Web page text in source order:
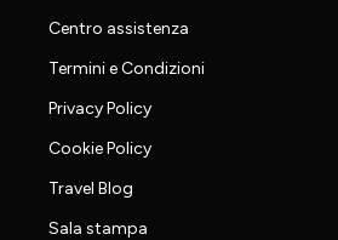
Centro assistenza
Termini e Condizioni
Privacy Policy
Cookie Policy
Travel Blog
Sala stampa